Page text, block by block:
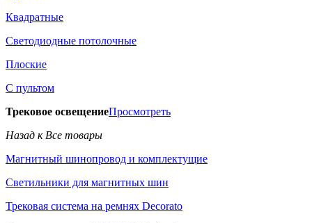
Квадратные
Светодиодные потолочные
Плоские
С пультом
Трековое освещениеПросмотреть
Назад к Все товары
Магнитный шинопровод и комплектущие
Светильники для магнитных шин
Трековая система на ремнях Decorato